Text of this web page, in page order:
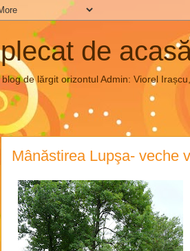
plecat de
blog de lărgit orizontul Admin: Viorel
Mânăstirea Lupşa- veche